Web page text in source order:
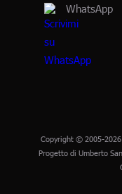
WhatsApp
Copyright © 2005-
Progetto di Umberto